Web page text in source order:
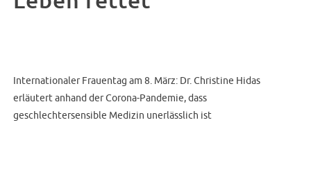
Internationaler Frauentag am 8. März: Dr. Christine Hidas
erläutert anhand der Corona-Pandemie, dass
geschlechtersensible Medizin unerlässlich ist